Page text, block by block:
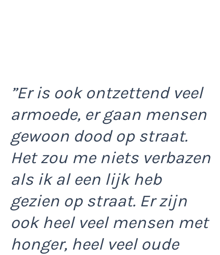
”Er is ook ontzettend veel
armoede, er gaan mensen
gewoon dood op straat.
Het zou me niets verbazen
als ik al een lijk heb
gezien op straat. Er zijn
ook heel veel mensen met
honger, heel veel oude